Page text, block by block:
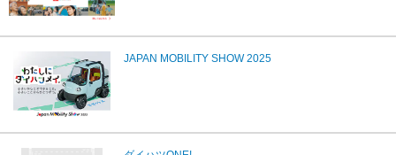
JAPAN MOBILITY SHOW 2025